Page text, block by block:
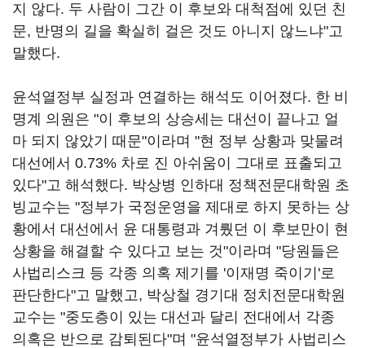
지 않다. 두 사람이 그간 이 후보와 대척점에 있던 친
문, 반명의 길을 확실히 걸은 것도 아니지 않느냐"고
말했다.
윤석열정부 실정과 연결하는 해석도 이어졌다. 한 비
명계 의원은 "이 후보의 상승세는 대선이 끝나고 얼
마 되지 않았기 때문"이라며 "현 정부 상황과 맞물려
대선에서 0.73% 차로 진 아쉬움이 그대로 표출되고
있다"고 해석했다. 박상병 인하대 정책전문대학원 초
빙교수는 "정부가 국정운영을 제대로 하지 못하는 상
황에서 대선에서 윤 대통령과 겨뤘던 이 후보만이 현
상황을 해결할 수 있다고 보는 것"이라며 "당원들은
사법리스크 등 각종 의혹 제기를 '이재명 죽이기'로
판단한다"고 말했고, 박상철 경기대 정치전문대학원
교수는 "중도층이 있는 대선과 달리 전대에서 각종
의혹은 반으로 감퇴된다"며 "윤석열정부가 사법리스